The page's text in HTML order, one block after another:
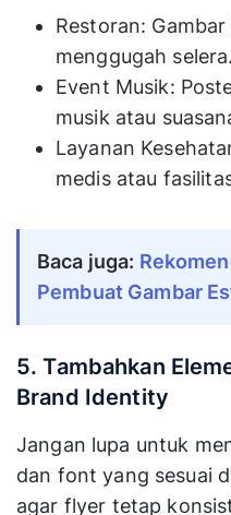
Restoran:
menggugah selera.
Event Musik:
musik atau
Layanan
medis atau
Baca juga:
Pembuat Gambar
5. Tambahkan
Brand Identity
Jangan lupa untuk
dan font yang sesuai
agar flyer tetap